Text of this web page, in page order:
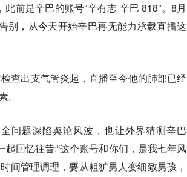
前是辛巴的账号“辛有志 辛巴 818”。8月
别，从今天开始辛巴再无能力承载直播这
查出支气管炎起，直播至今他的肺部已经
问题深陷舆论风波，也让外界猜测辛巴
回忆往昔:“这个账号和你们，是我七年风
间管理调理，要从粗犷男人变细致男孩，